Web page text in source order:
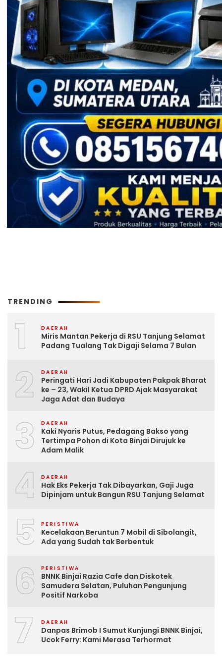
TRENDING
1 DAERAH
Miris Mantan Pekerja di RSU Tanjung Selamat
Padang Tualang Tak Digaji Selama 7 Bulan
2 DAERAH
Peringati Hari Jadi Kabupaten Pakpak Bharat
ke – 23, Wakil Ketua DPRD Ajak Masyarakat
Jaga Adat dan Budaya
3 DAERAH
Kaki Nyaris Putus, Pedagang Bakso yang
Tertimpa Pohon di Kota Binjai Dirujuk ke
Adam Malik
4 DAERAH
Hak Eks Pekerja Tak Dibayarkan, Gaji Juga
Dipinjam untuk Bangun RSU Tanjung Selamat
5 PERISTIWA
Kecelakaan Beruntun 7 Mobil di Sibolangit,
Ada yang Sudah tak Berbentuk
6 PERISTIWA
BNNK Binjai Razia Cafe dan Diskotek
Samudera Selatan, Puluhan Pengunjung
Positif Narkoba
7 DAERAH
Danpas Brimob I Sumut Kunjungi BNNK Binjai,
Ucok Ferry: Kami Merasa Terhormat